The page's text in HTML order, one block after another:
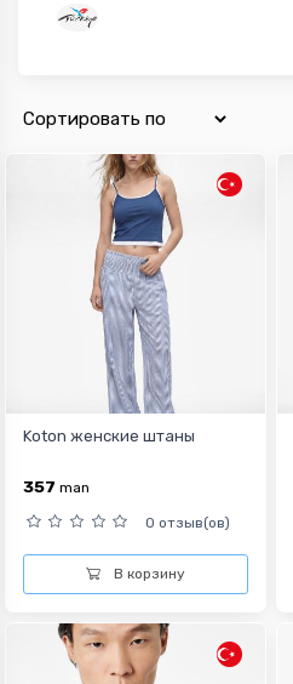
Koton женские штаны
357 man
0 отзыв(ов)
В корзину